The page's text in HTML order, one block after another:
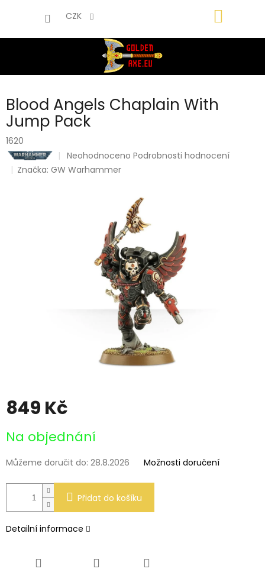
CZK
Blood Angels Chaplain With
Jump Pack
1620
Průměrné
hodnocení
hvězdiček.
Neohodnoceno Podrobnosti hodnocení
Značka:GW Warhammer
849 Kč
cena:
Na objednání
Můžeme doručit do: 28.8.2026 Možnosti doručení
Přidat do košíku
Detailní informace